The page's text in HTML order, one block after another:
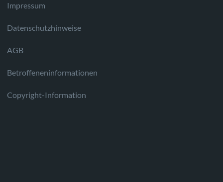
Impressum
Datenschutzhinweise
AGB
Betroffeneninformationen
Copyright-Information